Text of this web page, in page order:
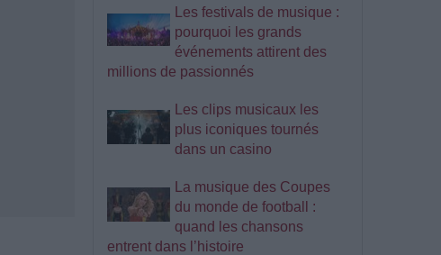
Les festivals de musique :
pourquoi les grands
événements attirent des
millions de passionnés
Les clips musicaux les
plus iconiques tournés
dans un casino
La musique des Coupes
du monde de football :
quand les chansons
entrent dans l’histoire